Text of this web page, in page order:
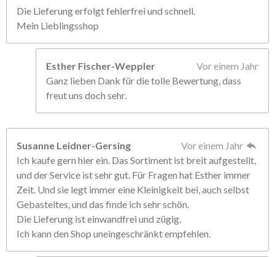
Die Lieferung erfolgt fehlerfrei und schnell.
Mein Lieblingsshop
Esther Fischer-Weppler
Vor einem Jahr
Ganz lieben Dank für die tolle Bewertung, dass
freut uns doch sehr.
Susanne Leidner-Gersing
Vor einem Jahr
Ich kaufe gern hier ein. Das Sortiment ist breit aufgestellt,
und der Service ist sehr gut. Für Fragen hat Esther immer
Zeit. Und sie legt immer eine Kleinigkeit bei, auch selbst
Gebasteltes, und das finde ich sehr schön.
Die Lieferung ist einwandfrei und zügig.
Ich kann den Shop uneingeschränkt empfehlen.